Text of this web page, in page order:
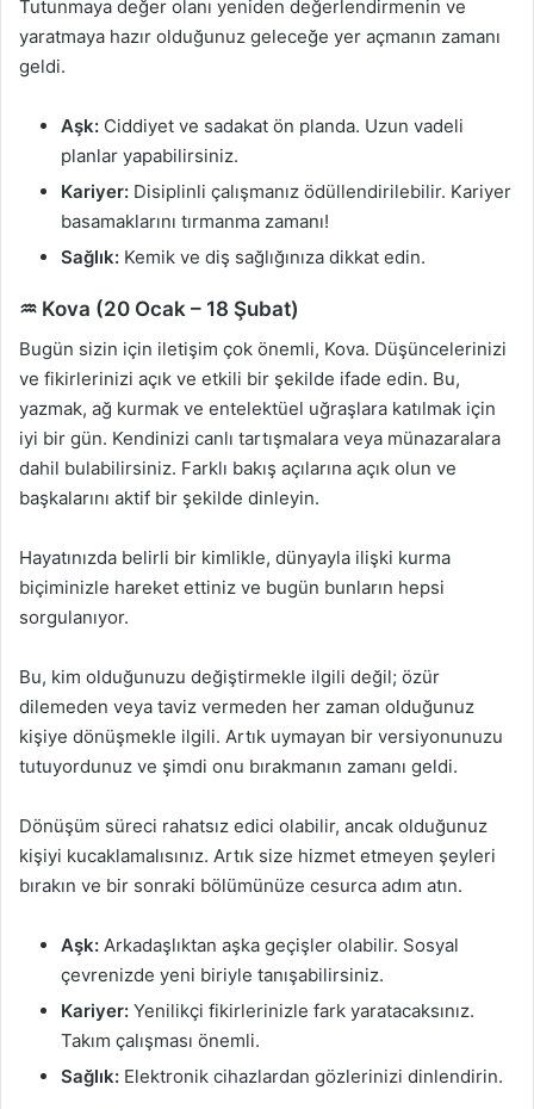
Tutunmaya değer olanı yeniden değerlendirmenin ve
yaratmaya hazır olduğunuz geleceğe yer açmanın zamanı
geldi.
Aşk: Ciddiyet ve sadakat ön planda. Uzun vadeli
planlar yapabilirsiniz.
Kariyer: Disiplinli çalışmanız ödüllendirilebilir. Kariyer
basamaklarını tırmanma zamanı!
Sağlık: Kemik ve diş sağlığınıza dikkat edin.
♒ Kova (20 Ocak – 18 Şubat)
Bugün sizin için iletişim çok önemli, Kova. Düşüncelerinizi
ve fikirlerinizi açık ve etkili bir şekilde ifade edin. Bu,
yazmak, ağ kurmak ve entelektüel uğraşlara katılmak için
iyi bir gün. Kendinizi canlı tartışmalara veya münazaralara
dahil bulabilirsiniz. Farklı bakış açılarına açık olun ve
başkalarını aktif bir şekilde dinleyin.
Hayatınızda belirli bir kimlikle, dünyayla ilişki kurma
biçiminizle hareket ettiniz ve bugün bunların hepsi
sorgulanıyor.
Bu, kim olduğunuzu değiştirmekle ilgili değil; özür
dilemeden veya taviz vermeden her zaman olduğunuz
kişiye dönüşmekle ilgili. Artık uymayan bir versiyonunuzu
tutuyordunuz ve şimdi onu bırakmanın zamanı geldi.
Dönüşüm süreci rahatsız edici olabilir, ancak olduğunuz
kişiyi kucaklamalısınız. Artık size hizmet etmeyen şeyleri
bırakın ve bir sonraki bölümünüze cesurca adım atın.
Aşk: Arkadaşlıktan aşka geçişler olabilir. Sosyal
çevrenizde yeni biriyle tanışabilirsiniz.
Kariyer: Yenilikçi fikirlerinizle fark yaratacaksınız.
Takım çalışması önemli.
Sağlık: Elektronik cihazlardan gözlerinizi dinlendirin.